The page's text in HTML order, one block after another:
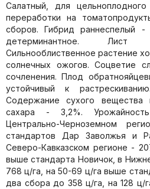
Салатный, для
переработки на
сборов. Гибрид раннеспелый -
детерминантное. Лист
Сильнооблиственное растение
солнечных ожогов. Соцветие
сочленения. Плод
устойчивый к
Содержание сухого
сахара - 3,2%.
Центрально-Черноземном
стандартов Дар Заволжья и
Северо-Кавказском регионе -
выше стандарта Новичок, в
768 ц/га, на 50-69 ц/га выше
два сбора до 358 ц/га, на 128 ц/